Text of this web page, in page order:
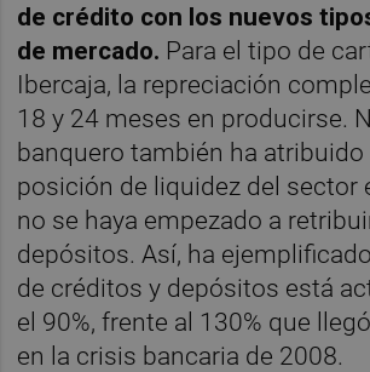
de crédito con los nuevos
de mercado. Para el tipo de
Ibercaja, la repreciación
18 y 24 meses en producirse.
banquero también ha atribuido
posición de liquidez del sector
no se haya empezado a
depósitos. Así, ha
de créditos y depósitos está
el 90%, frente al 130% que
en la crisis bancaria de 2008.